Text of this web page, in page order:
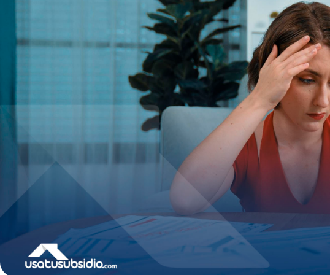
hipotecario